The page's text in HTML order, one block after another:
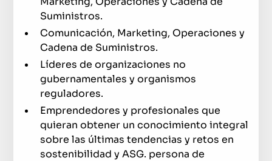
Suministros.
Comunicación, Marketing, Operaciones y
Cadena de Suministros.
Líderes de organizaciones no
gubernamentales y organismos
reguladores.
Emprendedores y profesionales que
quieran obtener un conocimiento integral
sobre las últimas tendencias y retos en
sostenibilidad y ASG. persona de